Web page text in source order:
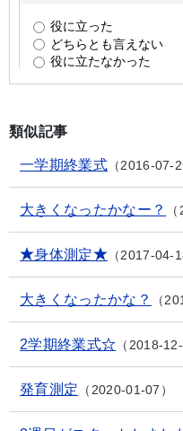
類似記事
一学期終業式 2016-07-
大きくなったかなー？
★身体測定★ 2017-04-
大きくなったかな？
2学期終業式☆ 2018-
発育測定 2020-01-07